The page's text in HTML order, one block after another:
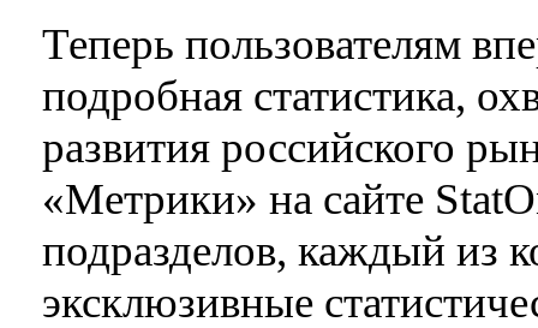
Теперь пользователям
подробная статистика,
развития российского
«Метрики» на сайте
подразделов, каждый из
эксклюзивные